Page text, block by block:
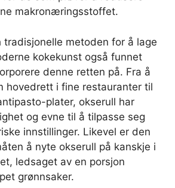
makronæringsstoffet.
tradisjonelle metoden for å lage
kokekunst også funnet
denne retten på. Fra å
hovedrett i fine restauranter til
plater, okserull har
og evne til å tilpasse seg
innstillinger. Likevel er den
å nyte okserull på kanskje i
ledsaget av en porsjon
grønnsaker.